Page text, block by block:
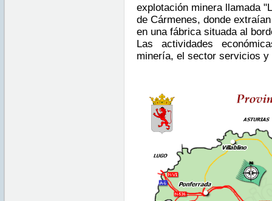
explotación minera llamada
de Cármenes, donde
en una fábrica situada al
Las actividades
minería, el sector servicios y